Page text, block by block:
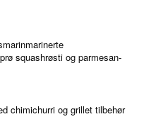
squashrøsti og parmesan-
chimichurri og grillet tilbehør